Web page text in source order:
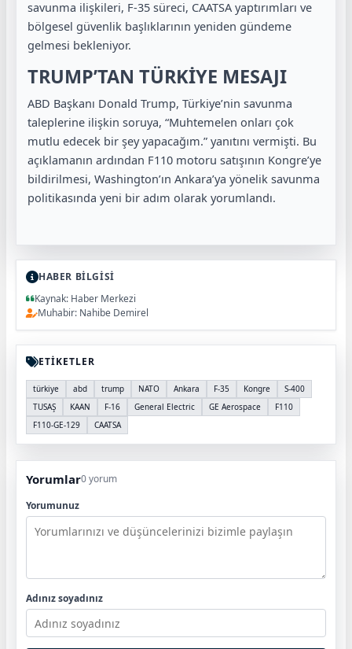
savunma ilişkileri, F-35 süreci, CAATSA yaptırımları ve
bölgesel güvenlik başlıklarının yeniden gündeme
gelmesi bekleniyor.
TRUMP’TAN TÜRKİYE MESAJI
ABD Başkanı Donald Trump, Türkiye’nin savunma
taleplerine ilişkin soruya, “Muhtemelen onları çok
mutlu edecek bir şey yapacağım.” yanıtını vermişti. Bu
açıklamanın ardından F110 motoru satışının Kongre’ye
bildirilmesi, Washington’ın Ankara’ya yönelik savunma
politikasında yeni bir adım olarak yorumlandı.
HABER BİLGİSİ
Kaynak: Haber Merkezi
Muhabir: Nahibe Demirel
ETİKETLER
türkiye abd trump NATO Ankara F-35 Kongre
S-400
TUSAŞ
KAAN F-16 General Electric GE Aerospace
F110
F110-GE-129
CAATSA
Yorumlar0 yorum
Yorumunuz
Adınız soyadınız